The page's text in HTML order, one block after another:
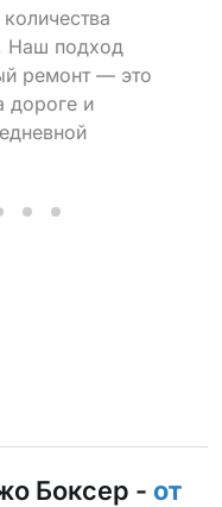
Наш подход
ремонт — это
дороге и
Боксер - от